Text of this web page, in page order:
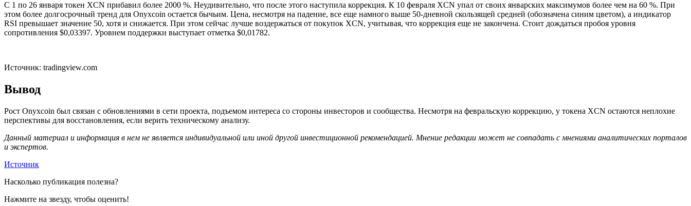
С 1 по 26 января токен XCN прибавил более 2000 %. Неудивительно, что после этого наступила коррекция. К 10 февраля XCN упал от своих январских максимумов более чем на 60 %. При
этом более долгосрочный тренд для Onyxcoin остается бычьим. Цена, несмотря на падение, все еще намного выше 50-дневной скользящей средней (обозначена синим цветом), а индикатор
RSI превышает значение 50, хотя и снижается. При этом сейчас лучше воздержаться от покупок XCN, учитывая, что коррекция еще не закончена. Стоит дождаться пробоя уровня
сопротивления $0,03397. Уровнем поддержки выступает отметка $0,01782.
Источник: tradingview.com
Вывод
Рост Onyxcoin был связан с обновлениями в сети проекта, подъемом интереса со стороны инвесторов и сообщества. Несмотря на февральскую коррекцию, у токена XCN остаются неплохие
перспективы для восстановления, если верить техническому анализу.
Данный материал и информация в нем не является индивидуальной или иной другой инвестиционной рекомендацией. Мнение редакции может не совпадать с мнениями аналитических порталов
и экспертов.
Источник
Насколько публикация полезна?
Нажмите на звезду, чтобы оценить!